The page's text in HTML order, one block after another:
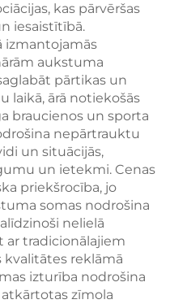
kas pārvēršas
iesaistītībā.
izmantojamās
aukstuma
pārtikas un
laikā, ārā notiekošās
braucienos un sporta
nepārtrauktu
un situācijās,
un ietekmi. Cenas
priekšrocība, jo
somas nodrošina
nelielā
ar tradicionālajiem
kvalitātes reklāmā
izturība nodrošina
zīmola